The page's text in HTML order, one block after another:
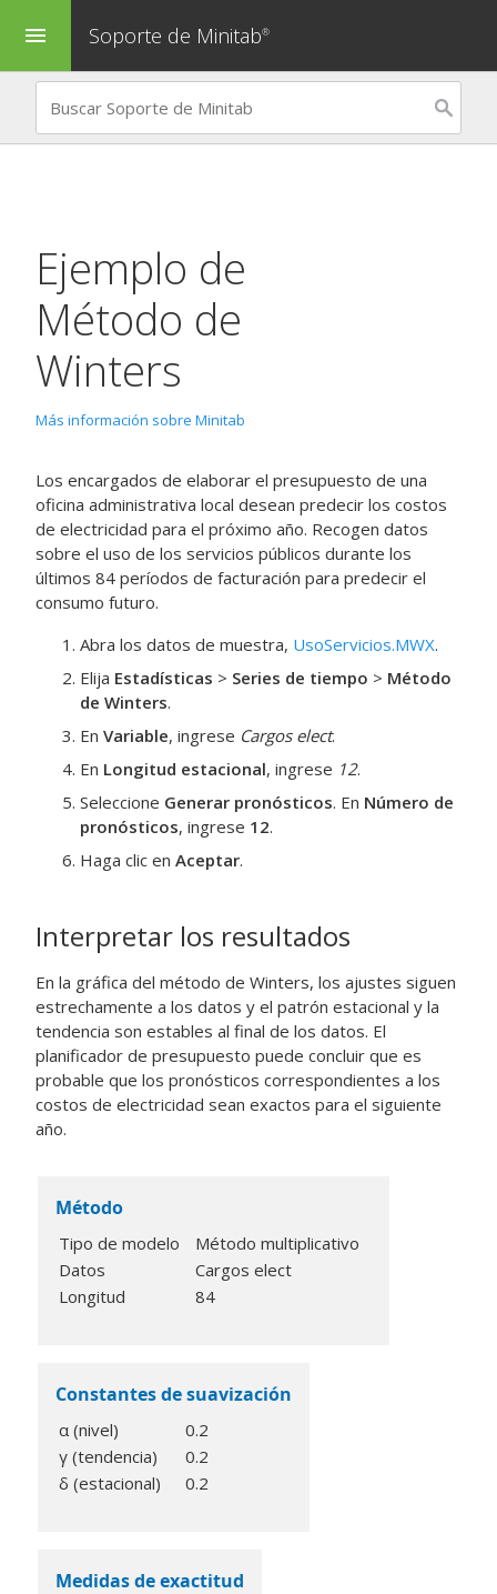
menu Soporte de Minitab®
Ejemplo de
Método de
Winters
Más información sobre Minitab
Los encargados de elaborar el presupuesto de una
oficina administrativa local desean predecir los costos
de electricidad para el próximo año. Recogen datos
sobre el uso de los servicios públicos durante los
últimos 84 períodos de facturación para predecir el
consumo futuro.
Abra los datos de muestra, UsoServicios.MWX.
Elija Estadísticas > Series de tiempo > Método
de Winters.
En Variable, ingrese Cargos elect.
En Longitud estacional, ingrese 12.
Seleccione Generar pronósticos. En Número de
pronósticos, ingrese 12.
Haga clic en Aceptar.
Interpretar los resultados
En la gráfica del método de Winters, los ajustes siguen
estrechamente a los datos y el patrón estacional y la
tendencia son estables al final de los datos. El
planificador de presupuesto puede concluir que es
probable que los pronósticos correspondientes a los
costos de electricidad sean exactos para el siguiente
año.
Método
Tipo de modelo
Método multiplicativo
Datos
Cargos elect
Longitud
84
Constantes de suavización
α (nivel)
0.2
γ (tendencia)
0.2
δ (estacional)
0.2
Medidas de exactitud